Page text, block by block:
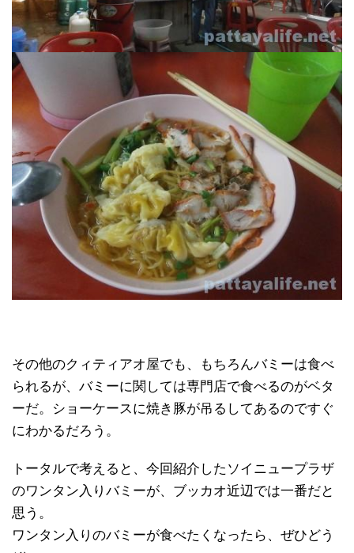
その他のクィティアオ屋でも、もちろんバミーは食べ
られるが、バミーに関しては専門店で食べるのがベタ
ーだ。ショーケースに焼き豚が吊るしてあるのですぐ
にわかるだろう。
トータルで考えると、今回紹介したソイニュープラザ
のワンタン入りバミーが、ブッカオ近辺では一番だと
思う。
ワンタン入りのバミーが食べたくなったら、ぜひどう